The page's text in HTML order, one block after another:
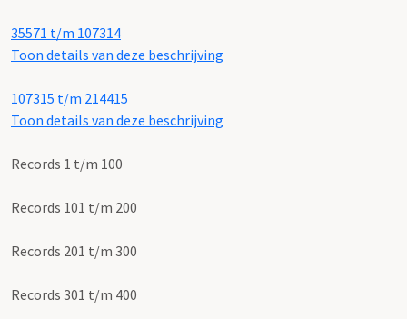
35571 t/m 107314
Toon details van deze beschrijving
107315 t/m 214415
Toon details van deze beschrijving
Records 1 t/m 100
Records 101 t/m 200
Records 201 t/m 300
Records 301 t/m 400